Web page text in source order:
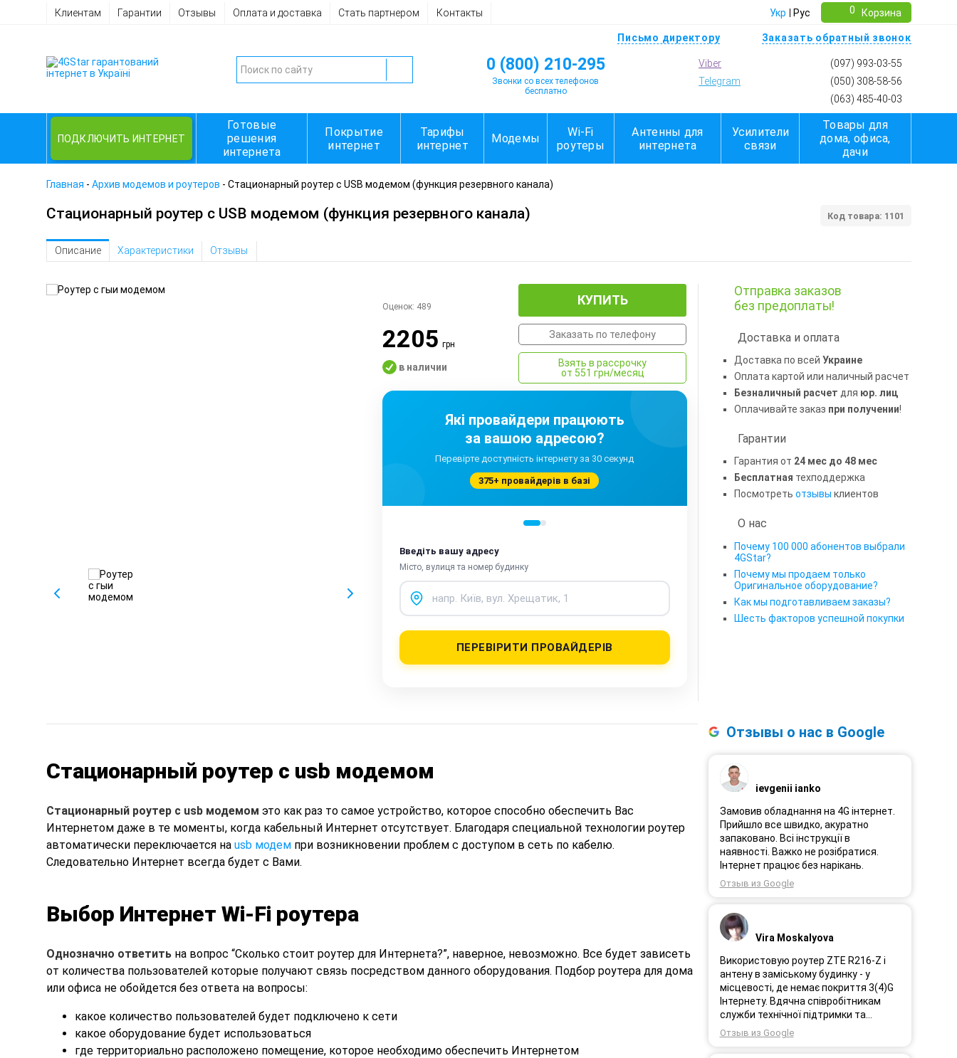
Клиентам Гарантии Отзывы Оплата и доставка Стать партнером Контакты Укр Рус 0 Корзина
Письмо директору Заказать обратный звонок
0 (800) 210-295
Звонки со всех телефонов
бесплатно
Viber
Telegram
(097) 993-03-55
(050) 308-58-56
(063) 485-40-03
ПОДКЛЮЧИТЬ ИНТЕРНЕТ
Готовые
решения
интернета
Покрытие
интернет
Тарифы
интернет
Модемы
Wi-Fi
роутеры
Антенны для
интернета
Усилители
связи
Товары для
дома, офиса,
дачи
Главная - Архив модемов и роутеров - Стационарный роутер с USB модемом (функция резервного канала)
Стационарный роутер с USB модемом (функция резервного канала) Код товара: 1101
Описание Характеристики Отзывы
Оценок: 489
2205грн
в наличии
КУПИТЬ
Заказать по телефону
Взять в рассрочку
от 551 грн/месяц
Які провайдери працюють
за вашою адресою?
Перевірте доступність інтернету за 30 секунд
375+ провайдерів в базі
Введіть вашу адресу
Місто, вулиця та номер будинку
ПЕРЕВІРИТИ ПРОВАЙДЕРІВ
Отправка заказов
без предоплаты!
Доставка и оплата
Доставка по всей Украине
Оплата картой или наличный расчет
Безналичный расчет для юр. лиц
Оплачивайте заказ при получении!
Гарантии
Гарантия от 24 мес до 48 мес
Бесплатная техподдержка
Посмотреть отзывы клиентов
О нас
Почему 100 000 абонентов выбрали
4GStar?
Почему мы продаем только
Оригинальное оборудование?
Как мы подготавливаем заказы?
Шесть факторов успешной покупки
Стационарный роутер с usb модемом
Стационарный роутер с usb модемом это как раз то самое устройство, которое способно обеспечить Вас
Интернетом даже в те моменты, когда кабельный Интернет отсутствует. Благодаря специальной технологии роутер
автоматически переключается на usb модемпри возникновении проблем с доступом в сеть по кабелю.
Следовательно Интернет всегда будет с Вами.
Выбор Интернет Wi-Fi роутера
Однозначно ответитьна вопрос “Сколько стоит роутер для Интернета?”, наверное, невозможно. Все будет зависеть
от количества пользователей которые получают связь посредством данного оборудования. Подбор роутера для дома
или офиса не обойдется без ответа на вопросы:
какое количество пользователей будет подключено к сети
какое оборудование будет использоваться
где территориально расположено помещение, которое необходимо обеспечить Интернетом
Отзывы о нас в Google
ievgenii ianko
Замовив обладнання на 4G інтернет.
Прийшло все швидко, акуратно
запаковано. Всі інструкції в
наявності. Важко не розібратися.
Інтернет працює без нарікань.
Отзыв из Google
Vira Moskalyova
Використовую роутер ZTE R216-Z і
антену в заміському будинку - у
місцевості, де немає покриття 3(4)G
Інтернету. Вдячна співробітникам
служби технічної підтримки та
інженерам за професійне і швидке
сервісне обслуговування, ремонт і
Отзыв из Google